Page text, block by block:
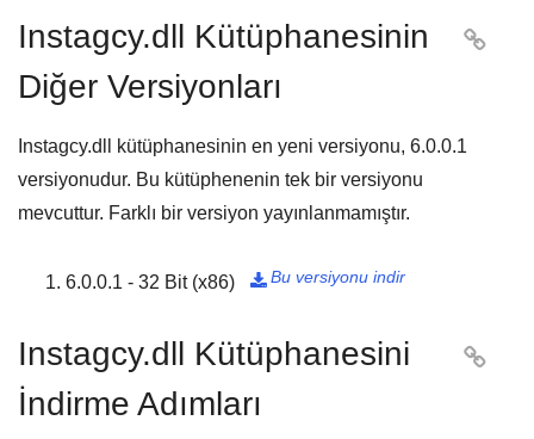
Instagcy.dll Kütüphanesinin
Diğer Versiyonları

Instagcy.dll kütüphanesinin en yeni versiyonu, 6.0.0.1
versiyonudur. Bu kütüphenenin tek bir versiyonu
mevcuttur. Farklı bir versiyon yayınlanmamıştır.
6.0.0.1 - 32 Bit (x86) Bu versiyonu indir

Instagcy.dll Kütüphanesini
İndirme Adımları
